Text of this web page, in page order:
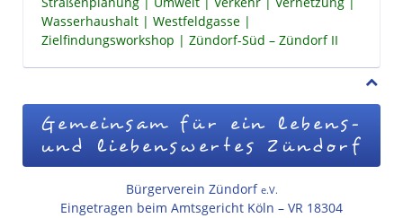
Wasserhaushalt
Westfeldgasse
Zielfindungsworkshop
Zündorf-Süd – Zündorf II
Gemeinsam für ein lebens-
und liebenswertes Zündorf
Bürgerverein Zündorf e.V.
Eingetragen beim Amtsgericht Köln – VR 18304